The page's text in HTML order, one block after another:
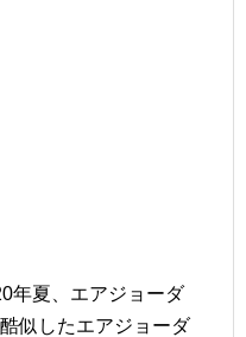
年夏、エアジョーダ
似したエアジョーダ